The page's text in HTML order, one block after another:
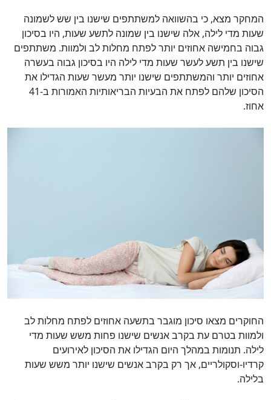
המחקר מצא, כי בהשוואה למשתתפים שישנו בין שש לשמונה
שעות מדי לילה, אלה שישנו בין שמונה לתשע שעות, היו בסיכון
גבוה בחמישה אחוזים יותר לפתח מחלות לב ולמוות. משתתפים
שישנו בין תשע לעשר שעות מדי לילה היו בסיכון גבוה בעשרה
אחוזים יותר והמשתתפים שישנו יותר מעשר שעות הגדילו את
הסיכון שלהם לפתח את הבעיות הבריאותיות האמורות ב-41
אחוז.
החוקרים מצאו סיכון מוגבר בתשעה אחוזים לפתח מחלות לב
ולמוות בטרם עת בקרב אנשים שישנו פחות משש שעות מדי
לילה. תנומות במהלך היום הגדילו את הסיכון לאירועים
קרדיו-וסקולריים, אך רק בקרב אנשים שישנו יותר משש שעות
בלילה.